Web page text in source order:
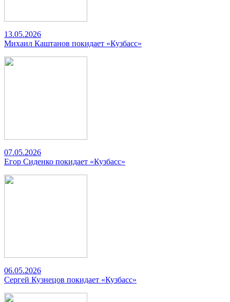
13.05.2026
Михаил Каштанов покидает «Кузбасс»
07.05.2026
Егор Сиденко покидает «Кузбасс»
06.05.2026
Сергей Кузнецов покидает «Кузбасс»